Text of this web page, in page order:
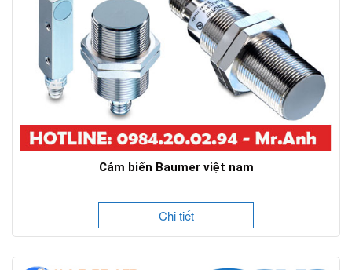
Cảm biến Baumer việt nam
Chi tiết